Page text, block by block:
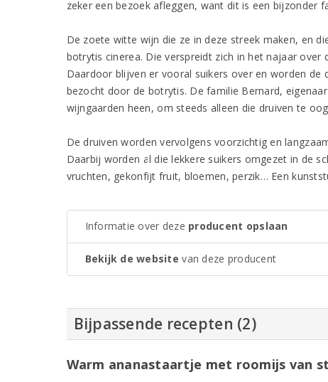
zeker een bezoek afleggen, want dit is een bijzonder
De zoete witte wijn die ze in deze streek maken, en
botrytis cinerea. Die verspreidt zich in het najaar
Daardoor blijven er vooral suikers over en worden
bezocht door de botrytis. De familie Bernard,
wijngaarden heen, om steeds alleen die druiven te
De druiven worden vervolgens voorzichtig en
Daarbij worden al die lekkere suikers omgezet in de
vruchten, gekonfijt fruit, bloemen, perzik… Een
Informatie over deze producent opslaan
Bekijk de website van deze producent
Bijpassende recepten (2)
Warm ananastaartje met roomijs van